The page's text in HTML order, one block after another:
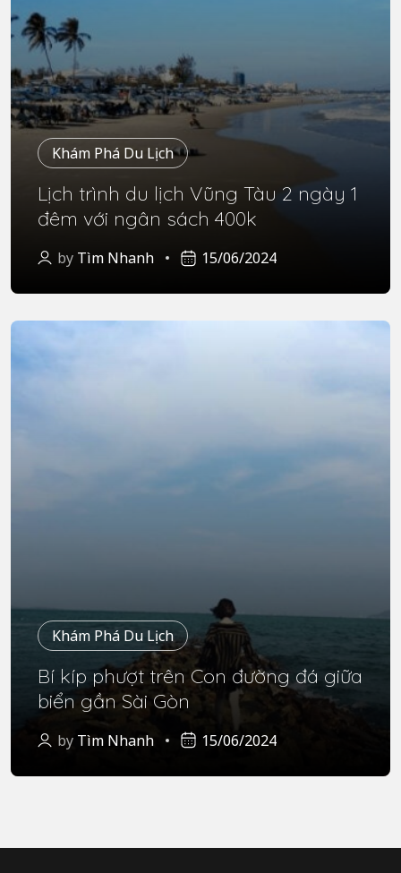
Khám Phá Du Lịch
Lịch trình du lịch Vũng Tàu 2 ngày 1
đêm với ngân sách 400k
by Tìm Nhanh 15/06/2024
Khám Phá Du Lịch
Bí kíp phượt trên Con đường đá giữa
biển gần Sài Gòn
by Tìm Nhanh 15/06/2024